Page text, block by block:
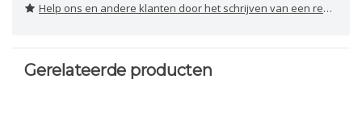
Help ons en andere klanten door het schrijven van een review
Gerelateerde producten